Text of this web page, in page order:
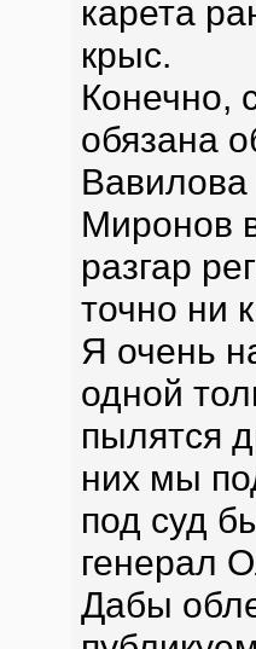
карета
крыс.
Конечно,
обязана
Миронов
разгар
точно ни
Я очень
одной
пылятся
них мы
под суд
генерал
Дабы